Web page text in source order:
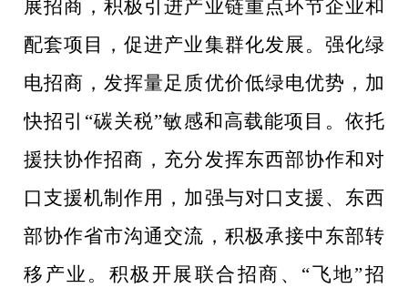
展招商，积极引进产业链重点环节企业和
配套项目，促进产业集群化发展。强化绿
电招商， 发挥量足质优价低绿电优势， 加
快招引 “碳关税”敏感和高载能项目 。 依托
援扶协作招商，充分发挥东西部协作和对
口支援机制作用，加强与对口支援、东西
部协作省市沟通交流， 积极承接中东部转
移产业。积极开展联合招商 、 “飞地”招